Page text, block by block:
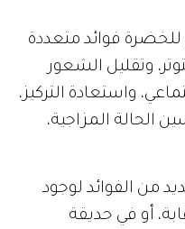
للخضرة فوائد متعددة
وتقليل الشعور
واستعادة التركيز،
الحالة المزاجية،
من الفوائد لوجود
أو في حديقة